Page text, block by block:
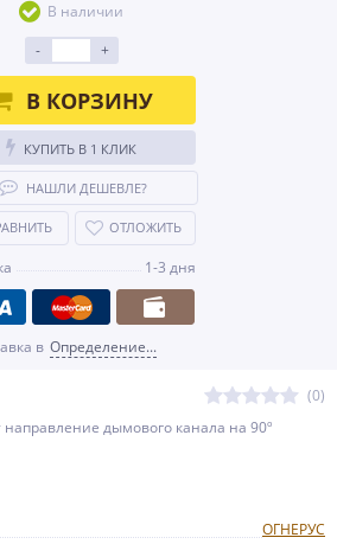
(0)
дымового канала на 90º
В наличии
-
+
В КОРЗИНУ
КУПИТЬ В 1 КЛИК
НАШЛИ ДЕШЕВЛЕ?
ОТЛОЖИТЬ
1-3 дня
в Определение...
ОГНЕРУС